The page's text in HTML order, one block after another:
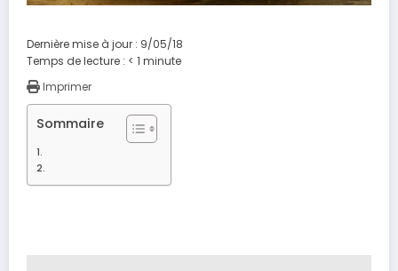
Dernière mise à jour : 9/05/18
Temps de lecture : < 1 minute
Imprimer
Sommaire